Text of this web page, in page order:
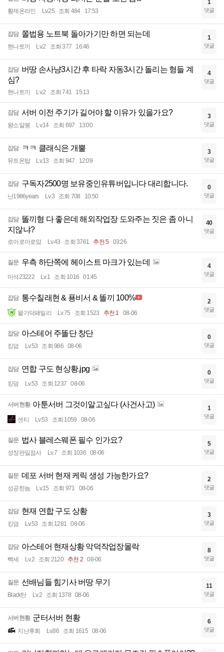
황제온라인 Lv.25 조회 484 17:53
1
댓글
잡담 쫄법용 노트북 돌아가기만 하면 되는데
현나토끼 Lv.2 조회 377 16:46
1
댓글
잡담 버땅 손사냥3시간 후 타락 자동3시간 돌리는 형들 계
심?
현나토끼 Lv.2 조회 741 15:13
4
댓글
잡담 서버 이전 주기가 길어야 할 이유가 있을가요?
왕소알붕 Lv.14 조회 697 13:00
3
댓글
잡담 ㅋㅋ 클래식은 개뿔
뮤트온탑 Lv.13 조회 947 12:09
3
댓글
잡담 구독자2500명 보유중인유튜버입니다 대리합니다.
난1986years Lv.3 조회 708 10:50
0
댓글
잡담 똘끼형 다 좋은데 해외작업장 도와주는 짓은 좀 아니
지않냐?
로아로아로앜 Lv.43 조회 3761 추천 5 03:26
40
댓글
질문 우측 하단쪽에 헤이스트 마크가 있는데
마석23222 Lv.1 조회 1016 01:45
4
댓글
잡담 통수칠래현 & 푱비서 & 똘끼 100%
왈가닥패밀리 Lv.75 조회 1523 추천 1 08-06
2
댓글
잡담 아스테어 주똘단 창단
킹덤 Lv.53 조회 986 08-06
0
댓글
잡담 연합 구도 현상황.jpg
킹덤 Lv.53 조회 1237 08-06
0
댓글
서버현황 아툰서버 그것이알고싶다 (사건사고)
센티 Lv.53 조회 1059 08-06
1
댓글
질문 법사 블레스웨폰 필수 인가요?
성장판일점사 Lv.7 조회 1036 08-06
5
댓글
질문 데포 서버 현재 케릭 생성 가능한가요?
성공한놈 Lv.15 조회 971 08-06
2
댓글
잡담 현재 연합 구도 상황
킹덤 Lv.53 조회 1281 08-06
3
댓글
잡담 아스테어 현재상황 악덕작업장몰락
빡세 Lv.2 조회 2120 추천 2 08-06
8
댓글
질문 선배님들 힘기사 버땅 무기
Black탄 Lv.2 조회 1378 08-06
11
댓글
서버현황 군터서버 현황
지난후회 Lv.86 조회 1615 08-06
6
댓글